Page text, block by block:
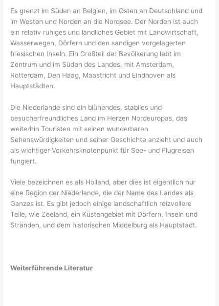
Es grenzt im Süden an Belgien, im Osten an Deutschland und
im Westen und Norden an die Nordsee. Der Norden ist auch
ein relativ ruhiges und ländliches Gebiet mit Landwirtschaft,
Wasserwegen, Dörfern und den sandigen vorgelagerten
friesischen Inseln. Ein Großteil der Bevölkerung lebt im
Zentrum und im Süden des Landes, mit Amsterdam,
Rotterdam, Den Haag, Maastricht und Eindhoven als
Hauptstädten.
Die Niederlande sind ein blühendes, stabiles und
besucherfreundliches Land im Herzen Nordeuropas, das
weiterhin Touristen mit seinen wunderbaren
Sehenswürdigkeiten und seiner Geschichte anzieht und auch
als wichtiger Verkehrsknotenpunkt für See- und Flugreisen
fungiert.
Viele bezeichnen es als Holland, aber dies ist eigentlich nur
eine Region der Niederlande, die der Name des Landes als
Ganzes ist. Es gibt jedoch einige landschaftlich reizvollere
Teile, wie Zeeland, ein Küstengebiet mit Dörfern, Inseln und
Stränden, und dem historischen Middelburg als Hauptstadt.
Weiterführende Literatur